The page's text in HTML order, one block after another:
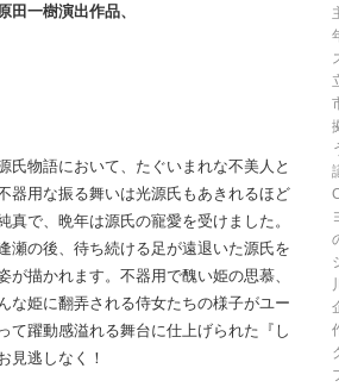
田一樹演出作品、
氏物語において、たぐいまれな不美人と
器用な振る舞いは光源氏もあきれるほど
で、晩年は源氏の寵愛を受けました。
瀬の後、待ち続ける足が遠退いた源氏を
描かれます。不器用で醜い姫の思慕、
な姫に翻弄される侍女たちの様子がユー
て躍動感溢れる舞台に仕上げられた『し
見逃しなく！